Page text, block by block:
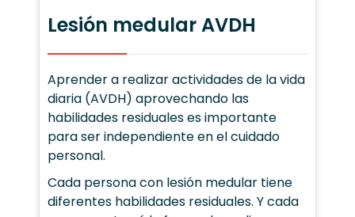
Lesión medular AVDH
Aprender a realizar actividades de la vida
diaria (AVDH) aprovechando las
habilidades residuales es importante
para ser independiente en el cuidado
personal.
Cada persona con lesión medular tiene
diferentes habilidades residuales. Y cada